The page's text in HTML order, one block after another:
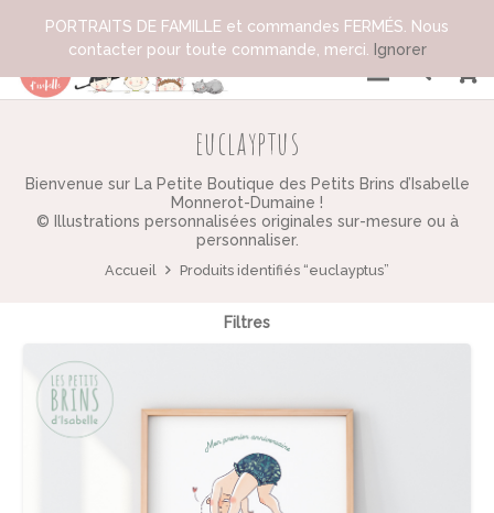
euclayptus
Bienvenue sur La Petite Boutique des Petits Brins d’Isabelle
Monnerot-Dumaine !
© Illustrations personnalisées originales sur-mesure ou à
personnaliser.
Accueil Produits identifiés “euclayptus”
Filtres
PORTRAITS DE FAMILLE et commandes FERMÉS. Nous
contacter pour toute commande, merci.
Ignorer